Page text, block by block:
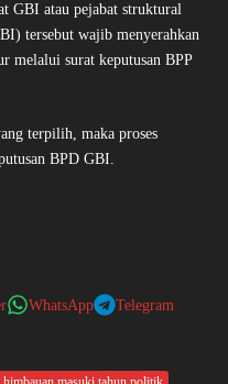
GBI atau pejabat struktural
tersebut wajib menyerahkan
melalui surat keputusan BPP
terpilih, maka proses
BPD GBI.
WhatsApp
Telegram